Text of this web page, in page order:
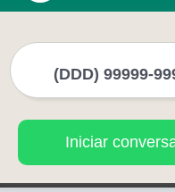
Contato
site está sujeito à proteção de
de 19/02/1998)
Iniciar